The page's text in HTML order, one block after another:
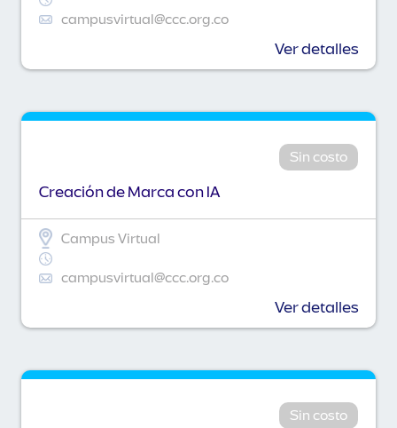
campusvirtual@ccc.org.co
Ver detalles
Sin costo
Creación de Marca con IA
Campus Virtual
campusvirtual@ccc.org.co
Ver detalles
Sin costo